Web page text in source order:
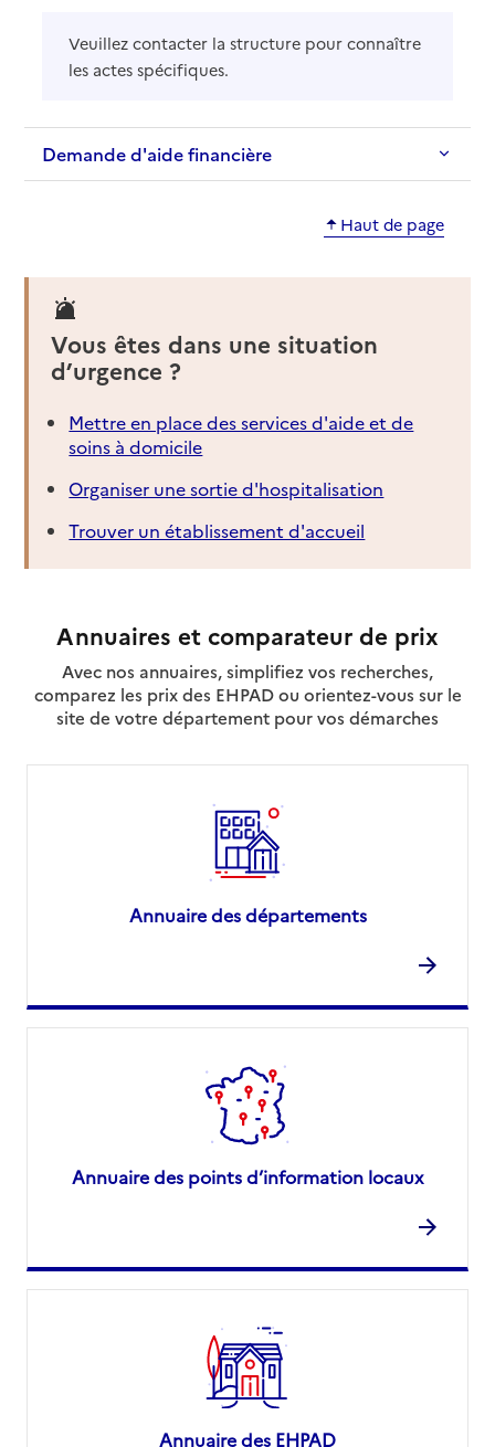
Veuillez contacter la structure pour connaître
les actes spécifiques.
Demande d'aide financière
Haut de page
Vous êtes dans une situation
d’urgence ?
Mettre en place des services d'aide et de
soins à domicile
Organiser une sortie d'hospitalisation
Trouver un établissement d'accueil
Annuaires et comparateur de prix
Avec nos annuaires, simplifiez vos recherches,
comparez les prix des EHPAD ou orientez-vous sur le
site de votre département pour vos démarches
Annuaire des départements
Annuaire des points d’information locaux
Annuaire des EHPAD